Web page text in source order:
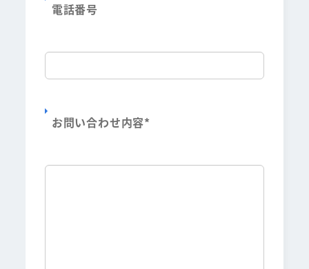
電話番号
お問い合わせ内容*